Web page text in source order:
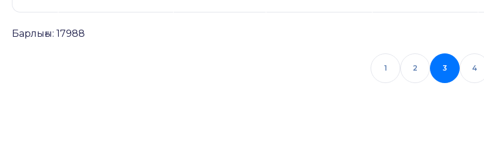
Барлығы: 17988
1 2 3 4